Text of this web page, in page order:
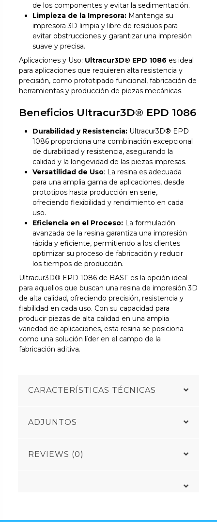
de los componentes y evitar la sedimentación.
Limpieza de la Impresora: Mantenga su
impresora 3D limpia y libre de residuos para
evitar obstrucciones y garantizar una impresión
suave y precisa.
Aplicaciones y Uso: Ultracur3D® EPD 1086 es ideal
para aplicaciones que requieren alta resistencia y
precisión, como prototipado funcional, fabricación de
herramientas y producción de piezas mecánicas.
Beneficios Ultracur3D® EPD 1086
Durabilidad y Resistencia: Ultracur3D® EPD
1086 proporciona una combinación excepcional
de durabilidad y resistencia, asegurando la
calidad y la longevidad de las piezas impresas.
Versatilidad de Uso: La resina es adecuada
para una amplia gama de aplicaciones, desde
prototipos hasta producción en serie,
ofreciendo flexibilidad y rendimiento en cada
uso.
Eficiencia en el Proceso: La formulación
avanzada de la resina garantiza una impresión
rápida y eficiente, permitiendo a los clientes
optimizar su proceso de fabricación y reducir
los tiempos de producción.
Ultracur3D® EPD 1086 de BASF es la opción ideal
para aquellos que buscan una resina de impresión 3D
de alta calidad, ofreciendo precisión, resistencia y
fiabilidad en cada uso. Con su capacidad para
producir piezas de alta calidad en una amplia
variedad de aplicaciones, esta resina se posiciona
como una solución líder en el campo de la
fabricación aditiva.
CARACTERÍSTICAS TÉCNICAS
ADJUNTOS
REVIEWS (0)